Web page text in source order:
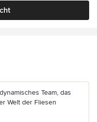
5 Sternen
Team, das
Welt der Fliesen